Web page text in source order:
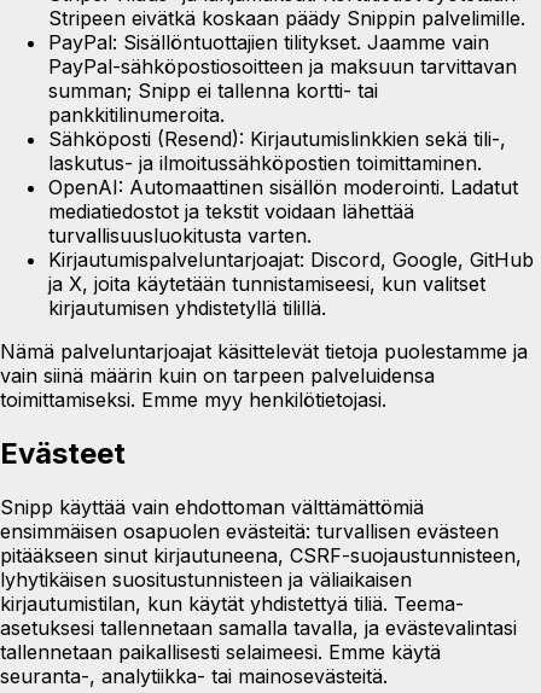
Stripeen eivätkä koskaan päädy Snippin palvelimille.
PayPal: Sisällöntuottajien tilitykset. Jaamme vain
PayPal-sähköpostiosoitteen ja maksuun tarvittavan
summan; Snipp ei tallenna kortti- tai
pankkitilinumeroita.
Sähköposti (Resend): Kirjautumislinkkien sekä tili-,
laskutus- ja ilmoitussähköpostien toimittaminen.
OpenAI: Automaattinen sisällön moderointi. Ladatut
mediatiedostot ja tekstit voidaan lähettää
turvallisuusluokitusta varten.
Kirjautumispalveluntarjoajat: Discord, Google, GitHub
ja X, joita käytetään tunnistamiseesi, kun valitset
kirjautumisen yhdistetyllä tilillä.
Nämä palveluntarjoajat käsittelevät tietoja puolestamme ja
vain siinä määrin kuin on tarpeen palveluidensa
toimittamiseksi. Emme myy henkilötietojasi.
Evästeet
Snipp käyttää vain ehdottoman välttämättömiä
ensimmäisen osapuolen evästeitä: turvallisen evästeen
pitääkseen sinut kirjautuneena, CSRF-suojaustunnisteen,
lyhytikäisen suositustunnisteen ja väliaikaisen
kirjautumistilan, kun käytät yhdistettyä tiliä. Teema-
asetuksesi tallennetaan samalla tavalla, ja evästevalintasi
tallennetaan paikallisesti selaimeesi. Emme käytä
seuranta-, analytiikka- tai mainosevästeitä.